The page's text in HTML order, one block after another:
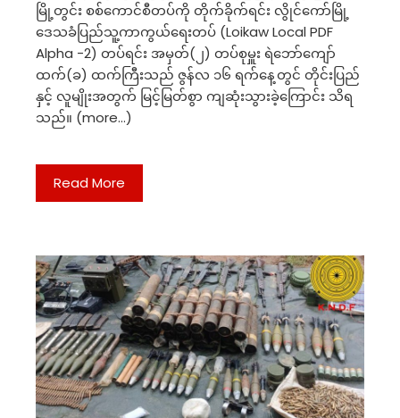
မြို့တွင်း စစ်ကောင်စီတပ်ကို တိုက်ခိုက်ရင်း လွိုင်ကော်မြို့
ဒေသခံပြည်သူ့ကာကွယ်ရေးတပ် (Loikaw Local PDF
Alpha -2) တပ်ရင်း အမှတ်(၂) တပ်စုမှူး ရဲဘော်ကျော်
ထက်(ခ) ထက်ကြီးသည် ဇွန်လ ၁၆ ရက်နေ့တွင် တိုင်းပြည်
နှင့် လူမျိုးအတွက် မြင့်မြတ်စွာ ကျဆုံးသွားခဲ့ကြောင်း သိရ
သည်။ (more…)
Read More